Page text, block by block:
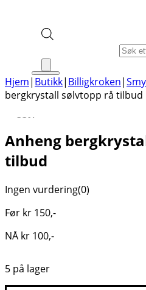
Hjem| Butikk| Billigkroken|
bergkrystall sølvtopp rå tilbud
Anheng
tilbud
Ingen vurdering(0)
Før kr 150,-
NÅ kr 100,-
5 på lager
-33%